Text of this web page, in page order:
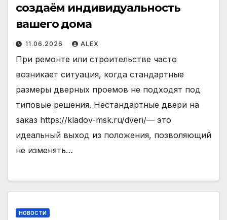
создаём индивидуальность
вашего дома
11.06.2026 ALEX
При ремонте или строительстве часто
возникает ситуация, когда стандартные
размеры дверных проемов не подходят под
типовые решения. Нестандартные двери на
заказ https://kladov-msk.ru/dveri/— это
идеальный выход из положения, позволяющий
не изменять…
НОВОСТИ